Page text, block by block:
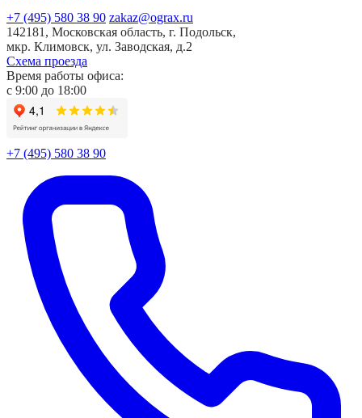
+7 (495) 580 38 90 zakaz@ograx.ru
142181, Московская область, г. Подольск,
мкр. Климовск, ул. Заводская, д.2
Схема проезда
Время работы офиса:
с 9:00 до 18:00
+7 (495) 580 38 90